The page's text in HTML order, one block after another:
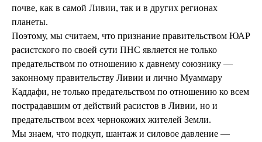
почве, как в самой Ливии, так и в других регионах
планеты.
Поэтому, мы считаем, что признание правительством ЮАР
расистского по своей сути ПНС является не только
предательством по отношению к давнему союзнику —
законному правительству Ливии и лично Муаммару
Каддафи, не только предательством по отношению ко всем
пострадавшим от действий расистов в Ливии, но и
предательством всех чернокожих жителей Земли.
Мы знаем, что подкуп, шантаж и силовое давление —